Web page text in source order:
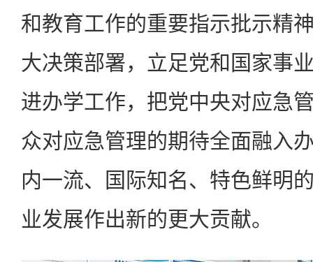
和教育工作的重要指示批示精
大决策部署，立足党和国家事
进办学工作，把党中央对应急
众对应急管理的期待全面融入
内一流、国际知名、特色鲜明
业发展作出新的更大贡献。